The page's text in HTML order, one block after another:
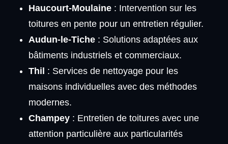
Haucourt-Moulaine: Intervention sur les
toitures en pente pour un entretien régulier.
Audun-le-Tiche: Solutions adaptées aux
bâtiments industriels et commerciaux.
Thil : Services de nettoyage pour les
maisons individuelles avec des méthodes
modernes.
Champey: Entretien de toitures avec une
attention particulière aux particularités